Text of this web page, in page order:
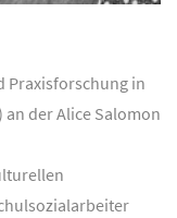
Praxisforschung in
der Alice Salomon